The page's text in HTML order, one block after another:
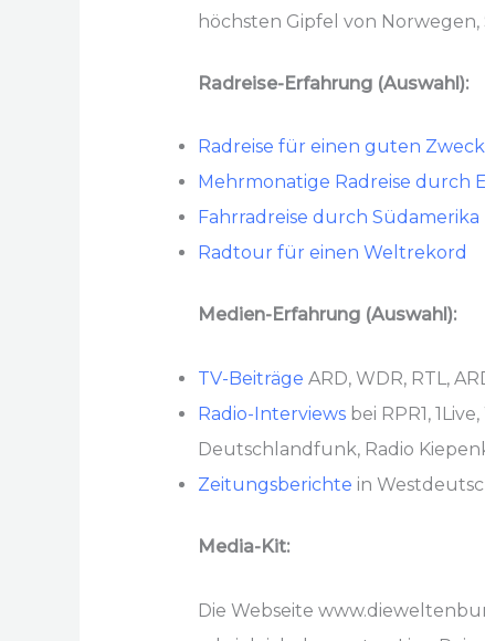
höchsten Gipfel von
Radreise-Erfahrung (Auswahl):
Radreise für einen guten
Mehrmonatige Radreise durch
Fahrradreise durch Südamerika
Radtour für einen Weltrekord
Medien-Erfahrung (Auswahl):
TV-Beiträge ARD, WDR, RTL,
Radio-Interviewsbei RPR1,
Deutschlandfunk, Radio
Zeitungsberichte in
Media-Kit:
Die Webseite